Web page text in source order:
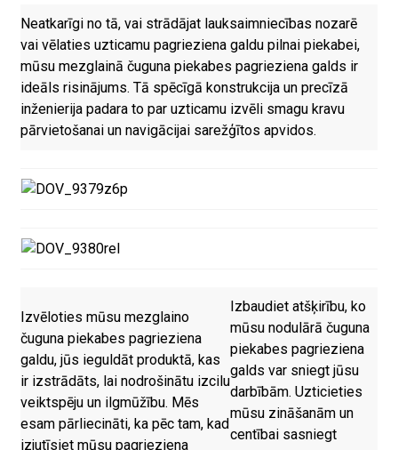
Neatkarīgi no tā, vai strādājat lauksaimniecības nozarē
vai vēlaties uzticamu pagrieziena galdu pilnai piekabei,
mūsu mezglainā čuguna piekabes pagrieziena galds ir
ideāls risinājums. Tā spēcīgā konstrukcija un precīzā
inženierija padara to par uzticamu izvēli smagu kravu
pārvietošanai un navigācijai sarežģītos apvidos.
Izvēloties mūsu mezglaino
čuguna piekabes pagrieziena
galdu, jūs ieguldāt produktā, kas
ir izstrādāts, lai nodrošinātu izcilu
veiktspēju un ilgmūžību. Mēs
esam pārliecināti, ka pēc tam, kad
izjutīsiet mūsu pagrieziena
Izbaudiet atšķirību, ko
mūsu nodulārā čuguna
piekabes pagrieziena
galds var sniegt jūsu
darbībām. Uzticieties
mūsu zināšanām un
centībai sasniegt